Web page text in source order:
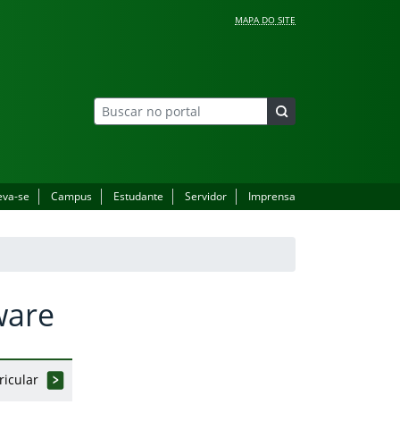
MAPA DO SITE
se Campus Estudante Servidor Imprensa